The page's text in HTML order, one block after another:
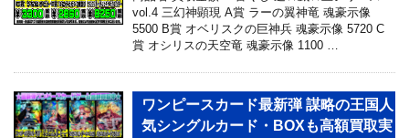
vol.4 三幻神顕現 A賞 ラーの翼神竜 魂豪示像
5500 B賞 オベリスクの巨神兵 魂豪示像 5720 C
賞 オシリスの天空竜 魂豪示像 1100 …
ワンピースカード最新弾 謀略の王国人
気シングルカード・BOXも高額買取実